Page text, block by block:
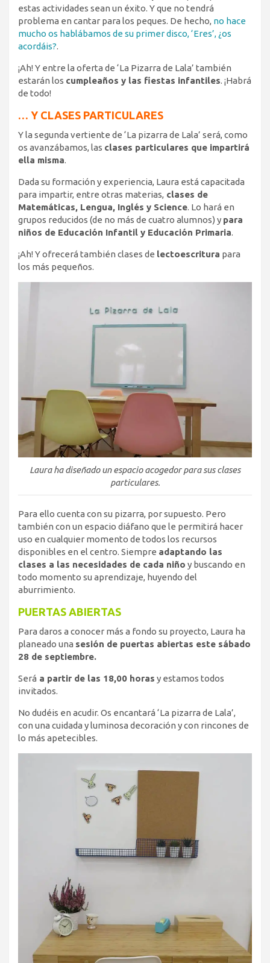
estas actividades sean un éxito. Y que no tendrá
problema en cantar para los peques. De hecho, no hace
mucho os hablábamos de su primer disco, ‘Eres’, ¿os
acordáis?.
¡Ah! Y entre la oferta de ‘La Pizarra de Lala’ también
estarán los cumpleaños y las fiestas infantiles. ¡Habrá
de todo!
… Y CLASES PARTICULARES
Y la segunda vertiente de ‘La pizarra de Lala’ será, como
os avanzábamos, las clases particulares que impartirá
ella misma.
Dada su formación y experiencia, Laura está capacitada
para impartir, entre otras materias, clases de
Matemáticas, Lengua, Inglés y Science. Lo hará en
grupos reducidos (de no más de cuatro alumnos) y para
niños de Educación Infantil y Educación Primaria.
¡Ah! Y ofrecerá también clases de lectoescritura para
los más pequeños.
Laura ha diseñado un espacio acogedor para sus clases
particulares.
Para ello cuenta con su pizarra, por supuesto. Pero
también con un espacio diáfano que le permitirá hacer
uso en cualquier momento de todos los recursos
disponibles en el centro. Siempre adaptando las
clases a las necesidades de cada niño y buscando en
todo momento su aprendizaje, huyendo del
aburrimiento.
PUERTAS ABIERTAS
Para daros a conocer más a fondo su proyecto, Laura ha
planeado una sesión de puertas abiertas este sábado
28 de septiembre.
Será a partir de las 18,00 horas y estamos todos
invitados.
No dudéis en acudir. Os encantará ‘La pizarra de Lala’,
con una cuidada y luminosa decoración y con rincones de
lo más apetecibles.